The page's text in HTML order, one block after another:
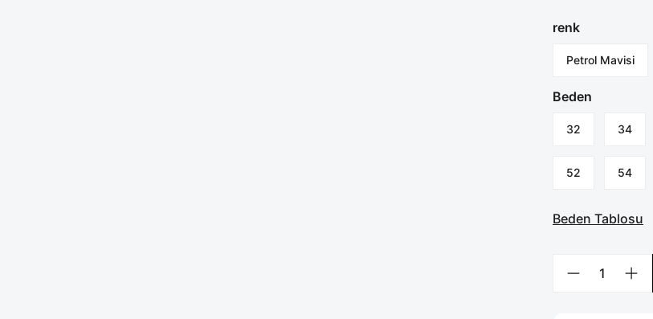
renk
Petrol Mavisi
Beden
32 34
52 54
Beden Tablosu